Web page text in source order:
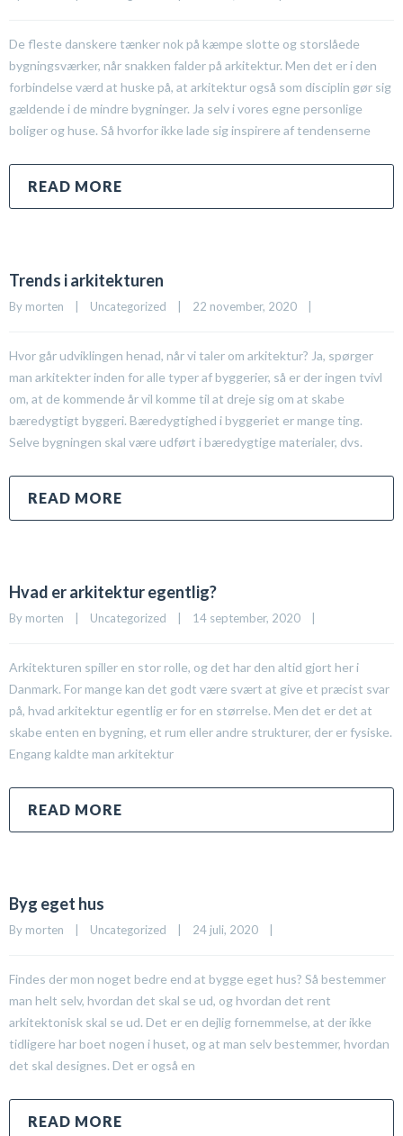
De fleste danskere tænker nok på kæmpe slotte og storslåede
bygningsværker, når snakken falder på arkitektur. Men det er i den
forbindelse værd at huske på, at arkitektur også som disciplin gør sig
gældende i de mindre bygninger. Ja selv i vores egne personlige
boliger og huse. Så hvorfor ikke lade sig inspirere af tendenserne
READ MORE
Trends i arkitekturen
By morten Uncategorized 22 november, 2020
Hvor går udviklingen henad, når vi taler om arkitektur? Ja, spørger
man arkitekter inden for alle typer af byggerier, så er der ingen tvivl
om, at de kommende år vil komme til at dreje sig om at skabe
bæredygtigt byggeri. Bæredygtighed i byggeriet er mange ting.
Selve bygningen skal være udført i bæredygtige materialer, dvs.
READ MORE
Hvad er arkitektur egentlig?
By morten Uncategorized 14 september, 2020
Arkitekturen spiller en stor rolle, og det har den altid gjort her i
Danmark. For mange kan det godt være svært at give et præcist svar
på, hvad arkitektur egentlig er for en størrelse. Men det er det at
skabe enten en bygning, et rum eller andre strukturer, der er fysiske.
Engang kaldte man arkitektur
READ MORE
Byg eget hus
By morten Uncategorized 24 juli, 2020
Findes der mon noget bedre end at bygge eget hus? Så bestemmer
man helt selv, hvordan det skal se ud, og hvordan det rent
arkitektonisk skal se ud. Det er en dejlig fornemmelse, at der ikke
tidligere har boet nogen i huset, og at man selv bestemmer, hvordan
det skal designes. Det er også en
READ MORE